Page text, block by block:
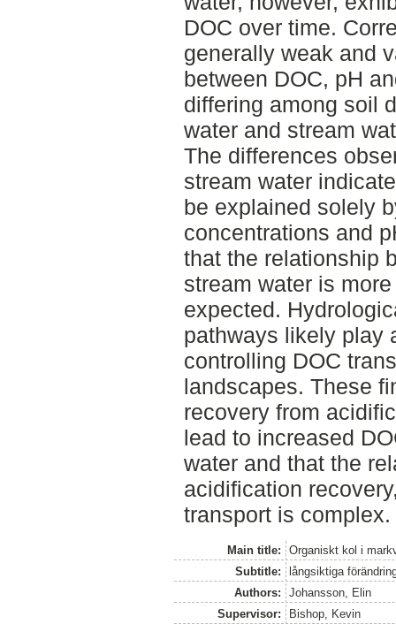
DOC over time.
generally weak and
between DOC, pH
differing among soil
water and stream
The differences
stream water
be explained solely
concentrations and
that the relationship
stream water is
expected.
pathways likely play
controlling DOC
landscapes. These
recovery from
lead to increased
water and that the
acidification
transport is complex.
Main title:
Organiskt kol i
Subtitle:
långsiktiga
Authors:
Johansson, Elin
Supervisor:
Bishop, Kevin